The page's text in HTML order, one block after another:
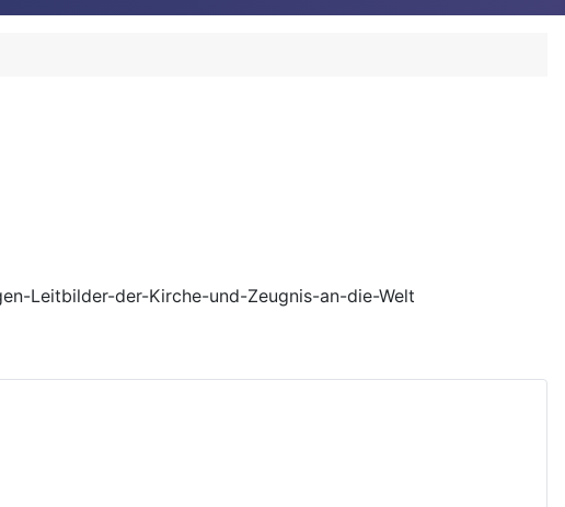
Leitbilder-der-Kirche-und-Zeugnis-an-die-Welt